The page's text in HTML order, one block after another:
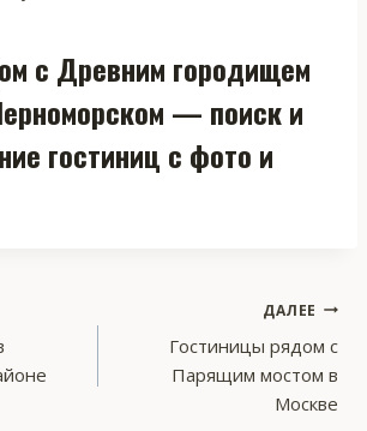
с Древним городищем
— поиск и
гостиниц с фото и
ДАЛЕЕ
Гостиницы рядом с
Парящим мостом в
Москве